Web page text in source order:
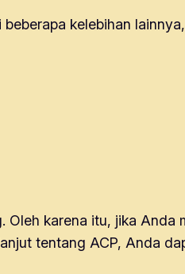
kelebihan
karena itu, jika Anda
tentang ACP, Anda